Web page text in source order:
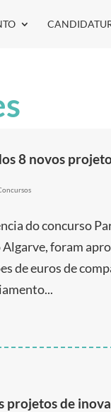
8 novos
do concurso
Algarve, foram
de euros de
projetos de